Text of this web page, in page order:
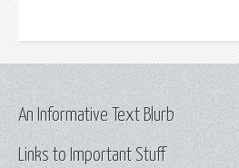
Links to Important Stuff
An Informative Text Blurb